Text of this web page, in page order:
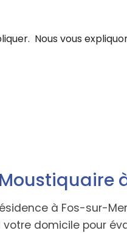
Nous vous
à Fos-sur-
domicile pour